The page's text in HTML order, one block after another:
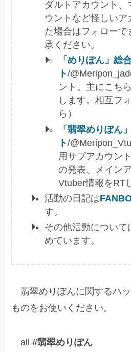
ダルトアカウント、
ウントなど怪しいア
た場合はフォローで
承ください。
「めりぽん」総
ト/
ント。主にこち
します。相互フ
ら）
「翡翠めりぽん
ト/
用サブアカウン
の発表、メイン
Vtuber情報をRT
活動の日記は
す。
その他活動について
めています。
翡翠めりぽんに関するハ
ものをお使いください。
all#翡翠めりぽん